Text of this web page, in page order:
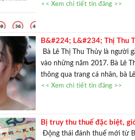
<< Xem chi tiết tin đăng >>
B&#224; L&#234; Thị Thu
gắn b&#243;
Bà Lê Thị Thu Thủy là người
vào những năm 2017. Bà Lê
thông qua trang cá nhân, bà
<< Xem chi tiết tin đăng >>
Bị truy thu thuế đặc biệt,
b&#225;n t&#224;i sản, cổ
Động thái đánh thuế mới từ